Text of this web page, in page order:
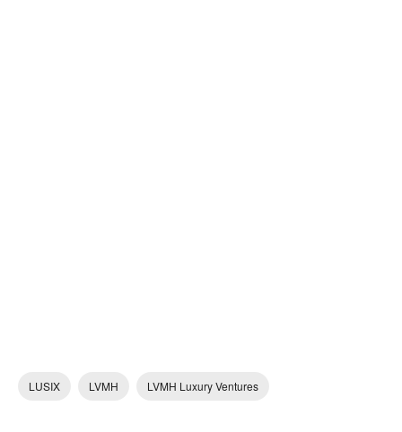
LUSIX LVMH LVMH Luxury Ventures